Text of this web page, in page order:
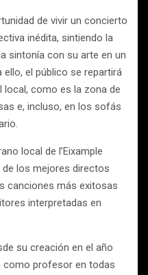
de vivir un concierto
inédita, sintiendo la
sintonía con su arte en un
el público se repartirá
como es la zona de
e, incluso, en los sofás
local de l’Eixample
los mejores directos
canciones más exitosas
interpretadas en
su creación en el año
como profesor en todas